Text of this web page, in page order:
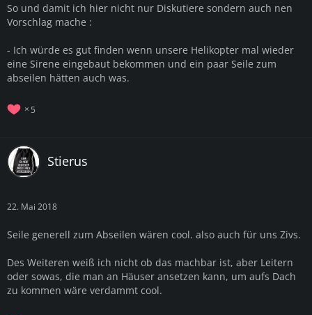
So und damit ich hier nicht nur Diskutiere sondern auch nen
Vorschlag mache :
- Ich würde es gut finden wenn unsere Helikopter mal wieder
eine Sirene eingebaut bekommen und ein paar Seile zum
abseilen hätten auch was.
5
Stierus
22. Mai 2018
Seile generell zum Abseilen wären cool. also auch für uns Zivs.
Des Weiteren weiß ich nicht ob das machbar ist, aber Leitern
oder sowas, die man an Häuser ansetzen kann, um aufs Dach
zu kommen wäre verdammt cool.